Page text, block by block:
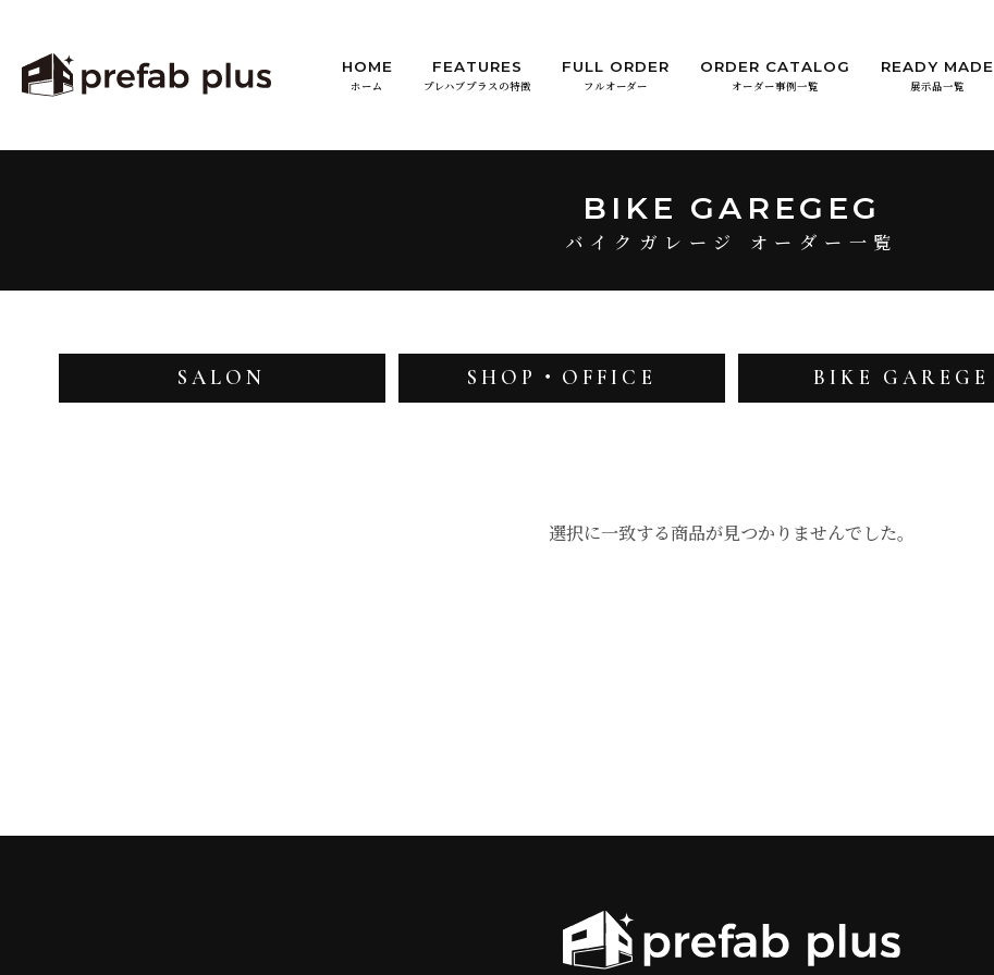
HOME
ホーム
FEATURES
プレハブプラスの特徴
FULL ORDER
フルオーダー
ORDER CATALOG
オーダー事例一覧
READY MADE
展示品一覧
BIKE GAREGEG
バイクガレージ オーダー一覧
SALON SHOP・OFFICE BIKE GAREGE
選択に一致する商品が見つかりませんでした。